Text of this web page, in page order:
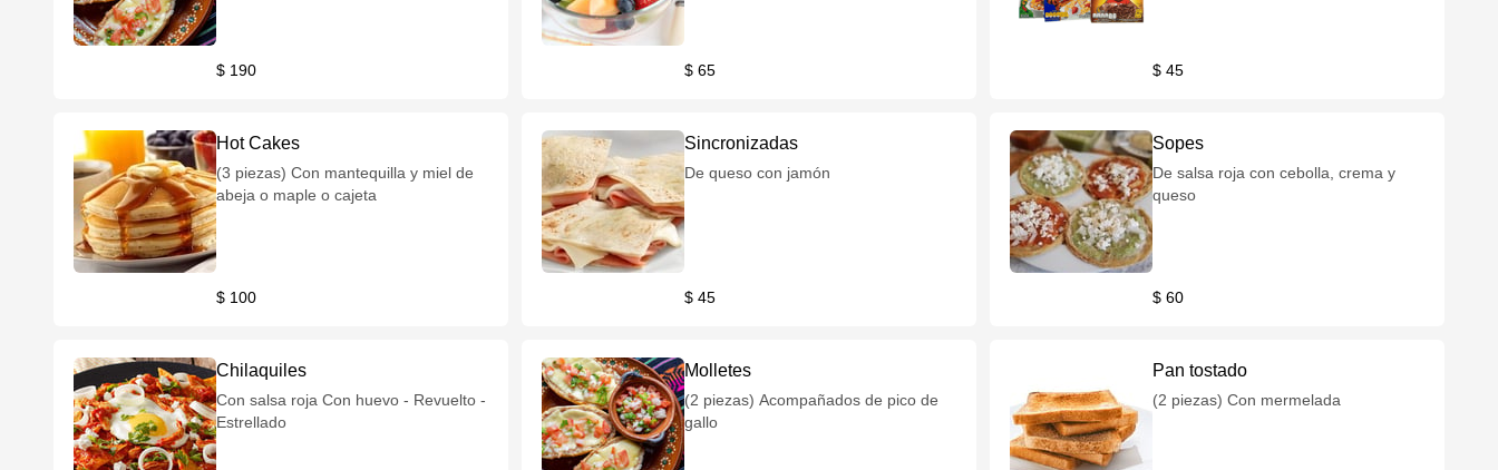
$ 190 $ 65 $ 45
Hot Cakes
(3 piezas) Con mantequilla y miel de
abeja o maple o cajeta
$ 100
Sincronizadas
De queso con jamón
$ 45
Sopes
De salsa roja con cebolla, crema y
queso
$ 60
Chilaquiles
Con salsa roja Con huevo - Revuelto -
Estrellado
Molletes
(2 piezas) Acompañados de pico de
gallo
Pan tostado
(2 piezas) Con mermelada